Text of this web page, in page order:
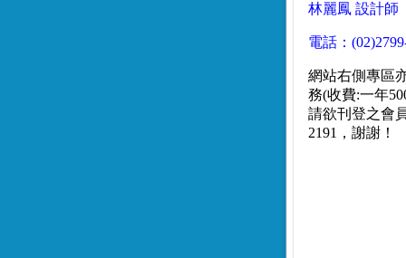
林麗鳳 設計師
電話：
網站右側專區
務(收費:一年
請欲刊登之會
2191，謝謝！